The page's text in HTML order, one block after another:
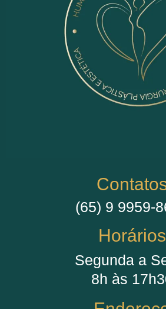
(65) 9 9959-
Horários
Segunda a
8h às